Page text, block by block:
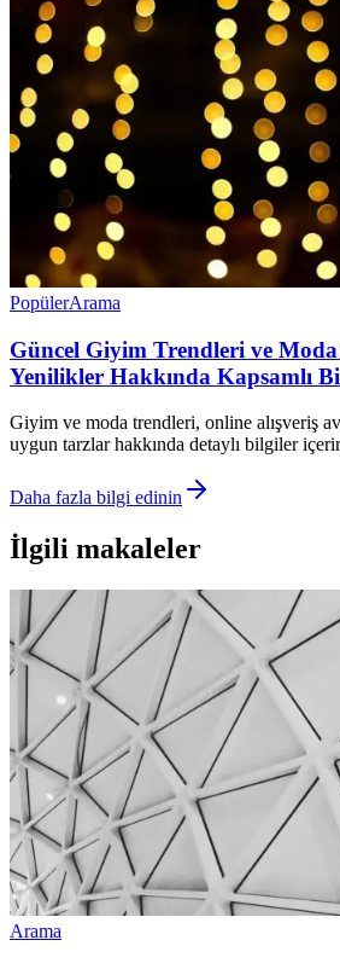
PopülerArama
Güncel Giyim Trendleri ve Moda
Yenilikler Hakkında Kapsamlı
Giyim ve moda trendleri, online alışveriş
uygun tarzlar hakkında detaylı bilgiler
Daha fazla bilgi edinin
İlgili makaleler
Arama